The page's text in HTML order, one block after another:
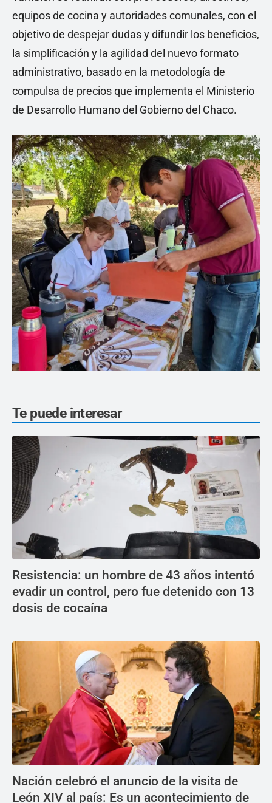
equipos de cocina y autoridades comunales, con el
objetivo de despejar dudas y difundir los beneficios,
la simplificación y la agilidad del nuevo formato
administrativo, basado en la metodología de
compulsa de precios que implementa el Ministerio
de Desarrollo Humano del Gobierno del Chaco.
Te puede interesar
Resistencia: un hombre de 43 años intentó
evadir un control, pero fue detenido con 13
dosis de cocaína
Nación celebró el anuncio de la visita de
León XIV al país: Es un acontecimiento de